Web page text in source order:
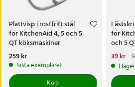
Artikelnummer
Plattvisp i rostfritt stål
för KitchenAid 4, 5 och 5
QT köksmaskiner
Pris:259 kr
259 kr
Sista exemplaret
Köp
för
och 5
39 kr
39 kr
I